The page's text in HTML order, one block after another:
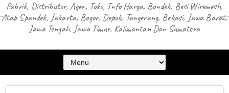
Pabrik, Distributor, Agen, Toko, Info Harga, Bondek, Besi Wiremesh,
Atap Spandek, Jakarta, Bogor, Depok, Tangerang, Bekasi, Jawa Barat,
Jawa Tengah, Jawa Timur, Kalimantan Dan Sumatera